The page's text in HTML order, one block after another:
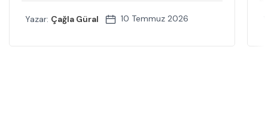
Yazar: Çağla Güral 10 Temmuz 2026